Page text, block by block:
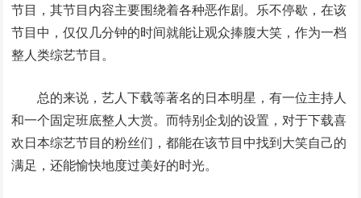
节目，其节目内容主要围绕着各种恶作剧。乐不停歇，在该
节目中，仅仅几分钟的时间就能让观众捧腹大笑，作为一档
整人类综艺节目。
总的来说，艺人下载等著名的日本明星，有一位主持人
和一个固定班底整人大赏。而特别企划的设置，对于下载喜
欢日本综艺节目的粉丝们，都能在该节目中找到大笑自己的
满足，还能愉快地度过美好的时光。